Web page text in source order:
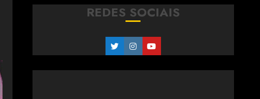
REDES SOCIAIS